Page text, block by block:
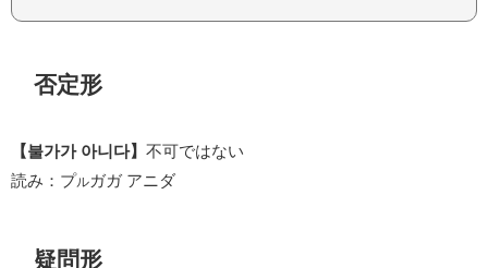
否定形
【불가가 아니다】 不可ではない
読み：プルガガ アニダ
疑問形